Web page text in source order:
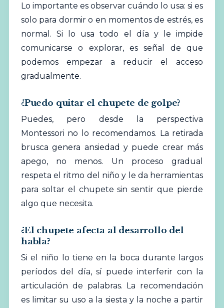
Lo importante es observar cuándo lo usa: si es
solo para dormir o en momentos de estrés, es
normal. Si lo usa todo el día y le impide
comunicarse o explorar, es señal de que
podemos empezar a reducir el acceso
gradualmente.
¿Puedo quitar el chupete de golpe?
Puedes, pero desde la perspectiva
Montessori no lo recomendamos. La retirada
brusca genera ansiedad y puede crear más
apego, no menos. Un proceso gradual
respeta el ritmo del niño y le da herramientas
para soltar el chupete sin sentir que pierde
algo que necesita.
¿El chupete afecta al desarrollo del
habla?
Si el niño lo tiene en la boca durante largos
períodos del día, sí puede interferir con la
articulación de palabras. La recomendación
es limitar su uso a la siesta y la noche a partir